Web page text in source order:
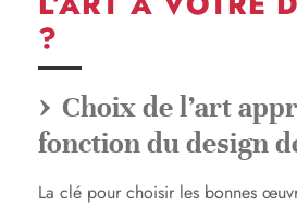
?
Choix de l’art
fonction du design
La clé pour choisir les bonnes